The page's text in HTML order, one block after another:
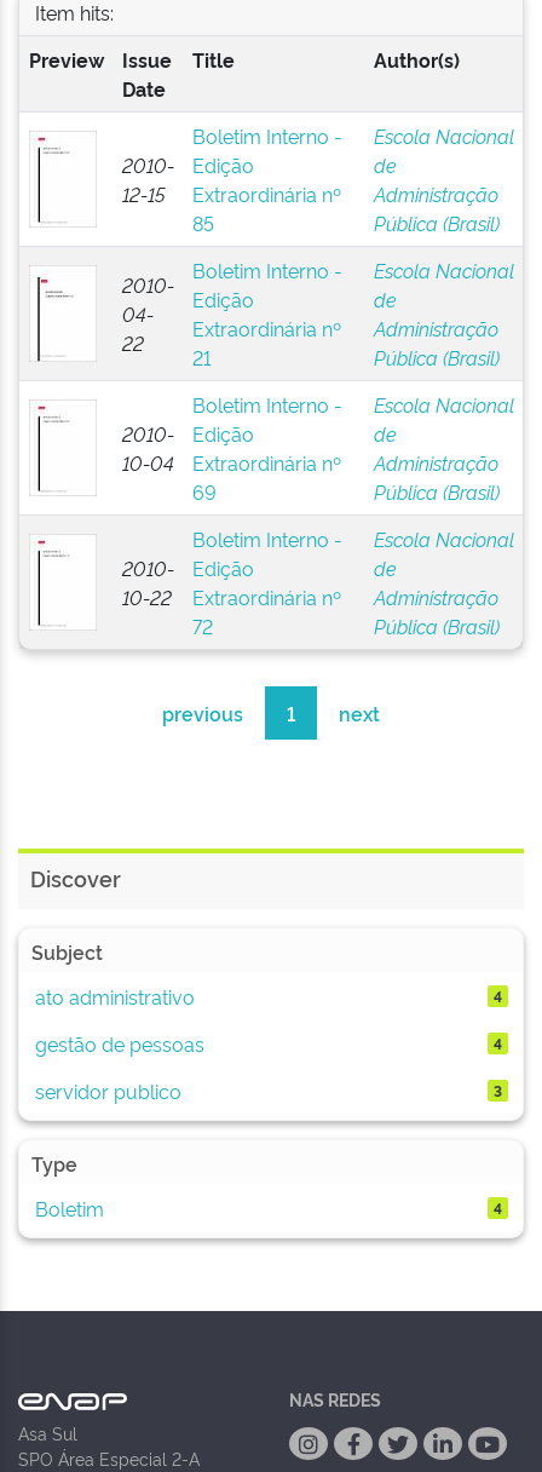
Item hits:
Preview
Issue
Date
Title Author(s)
2010-
12-15
Boletim Interno -
Edição
Extraordinária nº
85
Escola Nacional
de
Administração
Pública (Brasil)
2010-
04-
22
Boletim Interno -
Edição
Extraordinária nº
21
Escola Nacional
de
Administração
Pública (Brasil)
2010-
10-04
Boletim Interno -
Edição
Extraordinária nº
69
Escola Nacional
de
Administração
Pública (Brasil)
2010-
10-22
Boletim Interno -
Edição
Extraordinária nº
72
Escola Nacional
de
Administração
Pública (Brasil)
previous 1 next
Discover
Subject
ato administrativo
4
gestão de pessoas 4
servidor publico 3
Type
Boletim
4
Asa Sul
SPO Área Especial 2-A
NAS REDES